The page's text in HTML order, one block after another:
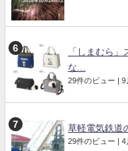
「しまむら
な...
29件のビュー 9
草軽電気鉄道
29件のビュー 4